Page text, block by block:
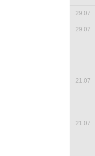
29.07
29.07
21.07
21.07